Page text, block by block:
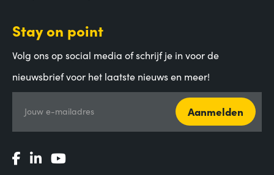
Stay on point
Volg ons op social media of schrijf je in voor de
nieuwsbrief voor het laatste nieuws en meer!
Jouw e-mailadres Aanmelden